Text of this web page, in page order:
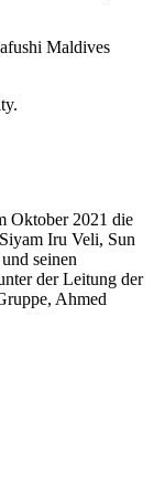
Maldives
Oktober 2021 die
Iru Veli, Sun
seinen
der Leitung der
Ahmed